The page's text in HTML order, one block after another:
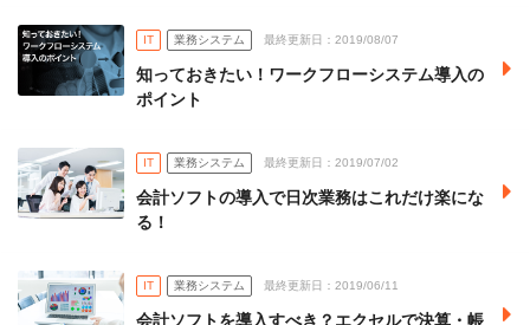
IT 業務システム 最終更新日：2019/08/07
知っておきたい！ワークフローシステム導入の
ポイント
IT 業務システム 最終更新日：2019/07/02
会計ソフトの導入で日次業務はこれだけ楽にな
る！
IT 業務システム 最終更新日：2019/06/11
会計ソフトを導入すべき？エクセルで決算・帳